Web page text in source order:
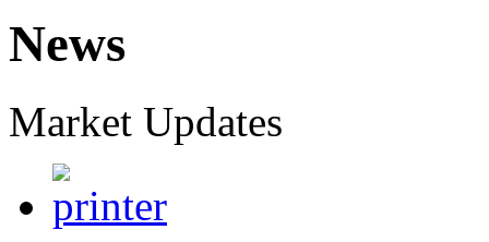
News
Market Updates